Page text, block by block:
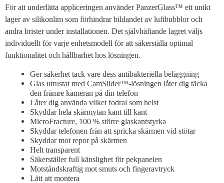
För att underlätta appliceringen använder PanzerGlass™ ett unikt
lager av silikonlim som förhindrar bildandet av luftbubblor och
andra brister under installationen. Det självhäftande lagret väljs
individuellt för varje enhetsmodell för att säkerställa optimal
funktionalitet och hållbarhet hos lösningen.
Ger säkerhet tack vare dess antibakteriella beläggning
Glas utrustat med CamSlider™-lösningen låter dig täcka
den främre kameran på din telefon
Låter dig använda vilket fodral som helst
Skyddar hela skärmytan kant till kant
MicroFracture, 100 % större glaskantstyrka
Skyddar telefonen från att spricka skärmen vid stötar
Skyddar mot repor på skärmen
Helt transparent
Säkerställer full känslighet för pekpanelen
Motståndskraftig mot smuts och fingeravtryck
Lätt att montera